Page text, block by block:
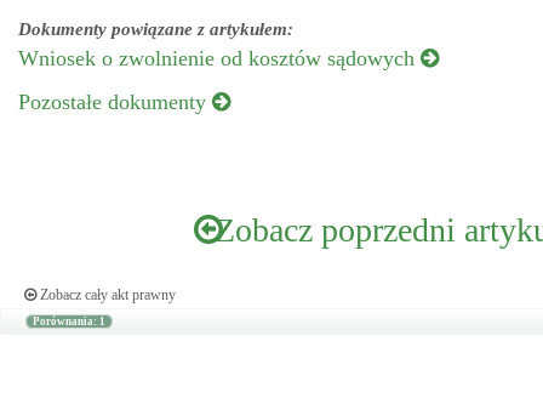
Dokumenty powiązane z artykułem:
Wniosek o zwolnienie od kosztów sądowych
Pozostałe dokumenty
Zobacz poprzedni
Zobacz cały akt prawny
Porównania: 1